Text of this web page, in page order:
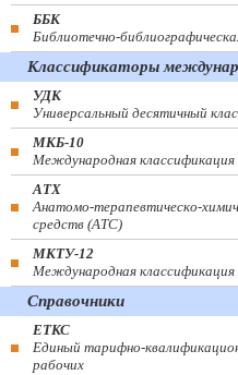
ББК
Библиотечно-
Классификаторы
УДК
Универсальный десятичный
МКБ-10
Международная классификация
АТХ
Анатомо-терапевтическо-
средств (ATC)
МКТУ-12
Международная классификация
Справочники
ЕТКС
Единый тарифно-
рабочих